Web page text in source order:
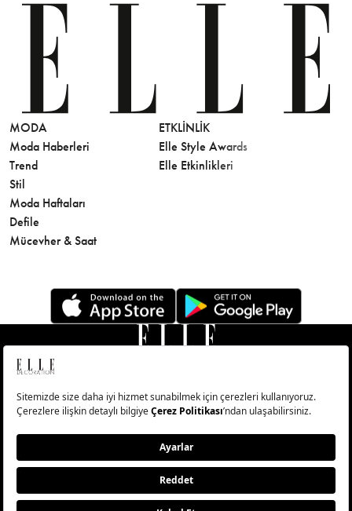
MODA
Moda Haberleri
Trend
Stil
Moda Haftaları
Defile
Mücevher & Saat
ETKLINLIK
Elle Style Awards
Elle Etkinlikleri
© Big Medya Teknoloji A.Ş. Altunizade Mahallesi Kuşbakışı
Caddesi No:27/1 Üsküdar/İstanbul
Aydınlatma Metni
Copyright © 2026 - Tüm Hakları Saklıdır.